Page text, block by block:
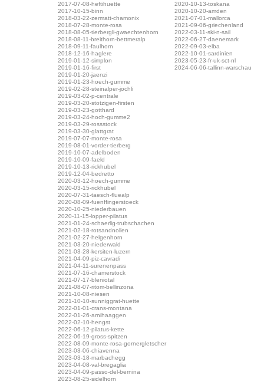
2017-07-08-heftihuette
2017-10-15-binn
2018-03-22-zermatt-chamonix
2018-07-28-monte-rosa
2018-08-05-tierbergli-gwaechtenhorn
2018-08-11-breithorn-bettmeralp
2018-09-11-faulhorn
2018-12-16-haglere
2019-01-12-simplon
2019-01-16-first
2019-01-20-jaenzi
2019-01-23-hoech-gumme
2019-02-28-steinalper-jochli
2019-03-02-p-centrale
2019-03-20-stotzigen-firsten
2019-03-23-gotthard
2019-03-24-hoch-gumme2
2019-03-29-rossstock
2019-03-30-glattgrat
2019-07-07-monte-rosa
2019-08-01-vorder-tierberg
2019-10-07-adelboden
2019-10-09-faeld
2019-10-13-rickhubel
2019-12-04-bedretto
2020-03-12-hoech-gumme
2020-03-15-rickhubel
2020-07-31-taesch-fluealp
2020-08-09-fuenffingerstoeck
2020-10-25-niederbauen
2020-11-15-lopper-pilatus
2021-01-24-schaerlig-trubschachen
2021-02-18-rotsandnollen
2021-02-27-helgenhorn
2021-03-20-niederwald
2021-03-28-kersiten-luzern
2021-04-09-piz-cavradi
2021-04-11-surenenpass
2021-07-16-chamerstock
2021-07-17-bleniotal
2021-08-07-ritom-bellinzona
2021-10-08-niesen
2021-10-10-sunniggrat-huette
2022-01-01-crans-montana
2022-01-26-arnihaaggen
2022-02-10-hengst
2022-06-12-pilatus-kette
2022-06-19-gross-spitzen
2022-08-09-monte-rosa-gornergletscher
2023-03-06-chiavenna
2023-03-18-marbachegg
2023-04-08-val-bregaglia
2023-04-09-passo-del-bernina
2023-08-25-sidelhorn
2020-10-13-toskana
2020-10-20-amden
2021-07-01-mallorca
2021-09-06-griechenland
2022-03-11-ski-n-sail
2022-06-27-daenemark
2022-09-03-elba
2022-10-01-sardinien
2023-05-23-fr-uk-sct-nl
2024-06-06-tallinn-warschau